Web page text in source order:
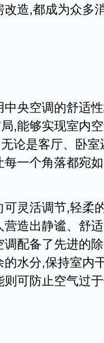
造,都成为众多
央空调的舒适
,能够实现室内
论是客厅、卧
一个角落都宛
灵活调节,轻柔
造出静谧、舒
配备了先进的
水分,保持室内
可防止空气过